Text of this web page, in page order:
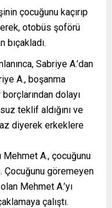
çocuğunu kaçırıp
otobüs şoförü
bıçakladı.
Sabriye A.’dan
A., boşanma
dolayı
teklif aldığını ve
diyerek erkeklere
Mehmet A., çocuğunu
Çocuğunu göremeyen
Mehmet A.’yı
çalıştı.